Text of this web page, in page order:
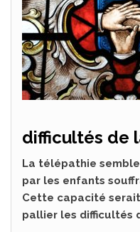
difficultés de
La télépathie
par les enfants
Cette capacité
pallier les difficultés